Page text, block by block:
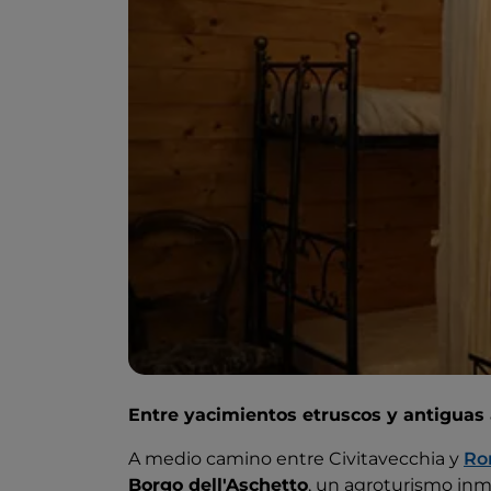
Entre yacimientos etruscos y antiguas
A medio camino entre Civitavecchia y
Borgo dell'Aschetto, un agroturismo